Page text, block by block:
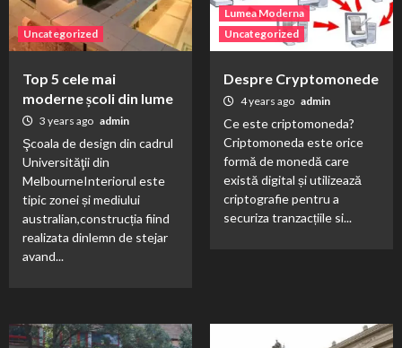
Uncategorized
Top 5 cele mai
moderne școli din lume
3 years ago admin
Şcoala de design din cadrul
Universităţii din
MelbourneInteriorul este
tipic zonei și mediului
australian,construcția fiind
realizata dinlemn de stejar
avand...
Lumea Moderna
Uncategorized
Despre Cryptomonede
4 years ago admin
Ce este criptomoneda?
Criptomoneda este orice
formă de monedă care
există digital și utilizează
criptografie pentru a
securiza tranzacțiile si...